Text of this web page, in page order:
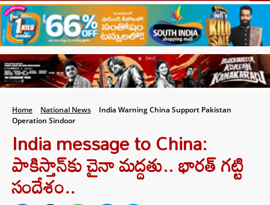
Home National News
India Warning China Support Pakistan
Operation Sindoor
India message to China:
పాకిస్తాన్‌కు చైనా మద్దతు.. భారత్ గట్టి
సందేశం..